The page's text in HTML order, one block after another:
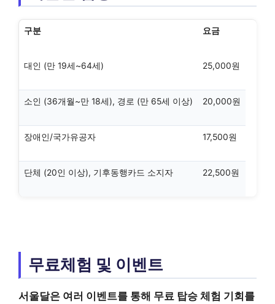
구분 요금
대인 (만 19세~64세) 25,000원
소인 (36개월~만 18세), 경로 (만 65세 이상) 20,000원
장애인/국가유공자 17,500원
단체 (20인 이상), 기후동행카드 소지자 22,500원
무료체험 및 이벤트
서울달은 여러 이벤트를 통해 무료 탑승 체험 기회를